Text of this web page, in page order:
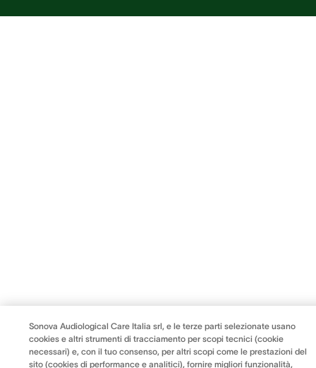
Sonova Audiological Care Italia srl, e le terze parti selezionate usano
cookies e altri strumenti di tracciamento per scopi tecnici (cookie
necessari) e, con il tuo consenso, per altri scopi come le prestazioni del
sito (cookies di performance e analitici), fornire migliori funzionalità,